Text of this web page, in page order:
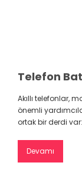
Akıllı telefonlar,
önemli
ortak bir derdi var:
Devamı